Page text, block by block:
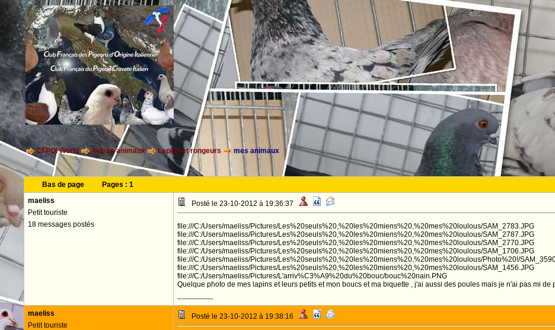
CFPOI World Autres animaux Lapins et rongeurs mes animaux
Bas de page Pages : 1
maeliss
Petit touriste
18 messages postés
Posté le 23-10-2012 à 19:36:37
file:///C:/Users/maeliss/Pictures/Les%20seuls%20,%20les%20miens%20,%20mes%20loulous/SAM_2783.JPG
file:///C:/Users/maeliss/Pictures/Les%20seuls%20,%20les%20miens%20,%20mes%20loulous/SAM_2787.JPG
file:///C:/Users/maeliss/Pictures/Les%20seuls%20,%20les%20miens%20,%20mes%20loulous/SAM_2770.JPG
file:///C:/Users/maeliss/Pictures/Les%20seuls%20,%20les%20miens%20,%20mes%20loulous/SAM_1706.JPG
file:///C:/Users/maeliss/Pictures/Les%20seuls%20,%20les%20miens%20,%20mes%20loulous/Photo%20!/
file:///C:/Users/maeliss/Pictures/Les%20seuls%20,%20les%20miens%20,%20mes%20loulous/SAM_1456.JPG
file:///C:/Users/maeliss/Pictures/L'arriv%C3%A9%20du%20bouc/bouc%20nain.PNG
Quelque photo de mes lapins et leurs petits et mon boucs et ma biquette , j'ai aussi des poules mais je n'ai pas mi de
--------------------
maeliss
Petit touriste
Posté le 23-10-2012 à 19:38:16